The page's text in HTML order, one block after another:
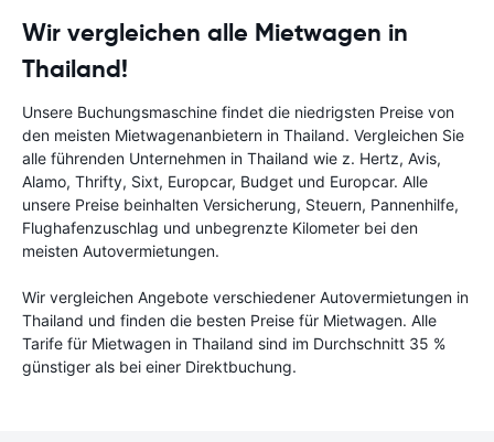
Wir vergleichen alle Mietwagen in
Thailand!
Unsere Buchungsmaschine findet die niedrigsten Preise von
den meisten Mietwagenanbietern in Thailand. Vergleichen Sie
alle führenden Unternehmen in Thailand wie z. Hertz, Avis,
Alamo, Thrifty, Sixt, Europcar, Budget und Europcar. Alle
unsere Preise beinhalten Versicherung, Steuern, Pannenhilfe,
Flughafenzuschlag und unbegrenzte Kilometer bei den
meisten Autovermietungen.
Wir vergleichen Angebote verschiedener Autovermietungen in
Thailand und finden die besten Preise für Mietwagen. Alle
Tarife für Mietwagen in Thailand sind im Durchschnitt 35 %
günstiger als bei einer Direktbuchung.